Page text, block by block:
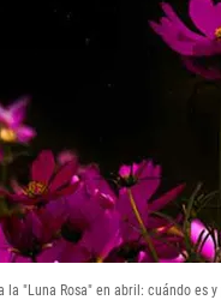
la "Luna Rosa" en abril: cuándo es